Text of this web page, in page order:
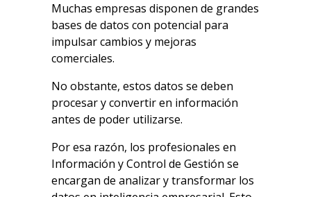
Muchas empresas disponen de grandes
bases de datos con potencial para
impulsar cambios y mejoras
comerciales.
No obstante, estos datos se deben
procesar y convertir en información
antes de poder utilizarse.
Por esa razón, los profesionales en
Información y Control de Gestión se
encargan de analizar y transformar los